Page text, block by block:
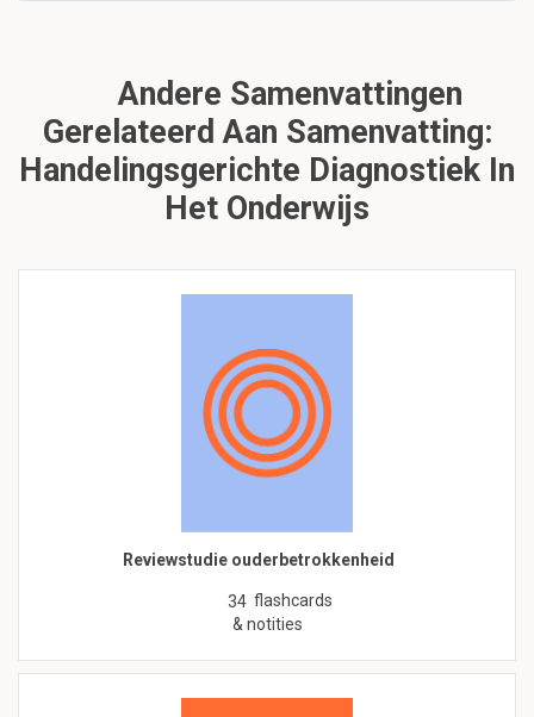
Andere Samenvattingen
Gerelateerd Aan Samenvatting:
Handelingsgerichte Diagnostiek In
Het Onderwijs
Reviewstudie ouderbetrokkenheid
34 flashcards
& notities